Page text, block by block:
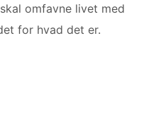
omfavne livet med
for hvad det er.